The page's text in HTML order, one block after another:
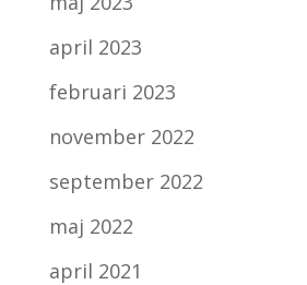
april 2023
februari 2023
november 2022
september 2022
maj 2022
april 2021